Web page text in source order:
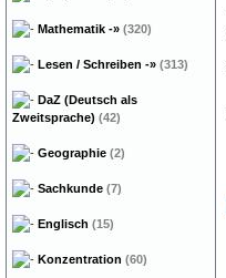
Mathematik -» (320)
Lesen / Schreiben -» (313)
DaZ (Deutsch als
Zweitsprache) (42)
Geographie (2)
Sachkunde (7)
Englisch (15)
Konzentration (60)